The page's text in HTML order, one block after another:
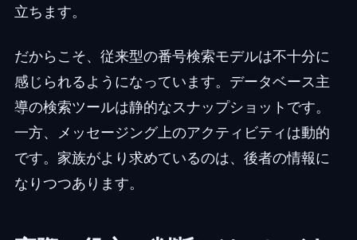
立ちます。
だからこそ、従来型の番号検索モデルは不十分に
感じられるようになっています。データベース主
導の検索ツールは静的なスナップショットです。
一方、メッセージング上のアクティビティは動的
です。家族がより求めているのは、後者の情報に
なりつつあります。